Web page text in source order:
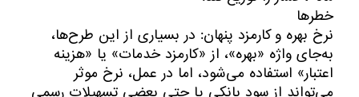
خطرها
نرخ بهره و کارمزد پنهان: در بسیاری از این طرح‌ها،
به‌جای واژه «بهره»، از «کارمزد خدمات» یا «هزینه
اعتبار» استفاده می‌شود، اما در عمل، نرخ موثر
می‌تواند از سود بانکی یا حتی بعضی تسهیلات رسمی